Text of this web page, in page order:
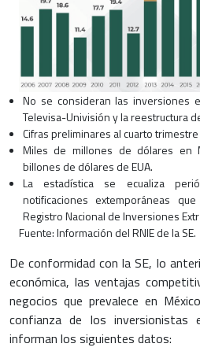
No se consideran las inversiones
Televisa-Univisión y la reestructura
Cifras preliminares al cuarto
Miles de millones de dólares en
billones de dólares de EUA.
La estadística se ecualiza
notificaciones extemporáneas
Registro Nacional de Inversiones
Fuente: Información del RNIE de la SE.
De conformidad con la SE, lo
económica, las ventajas
negocios que prevalece en
confianza de los inversionistas
informan los siguientes datos: